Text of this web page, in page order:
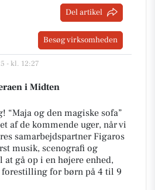
Del artikel
Besøg virksomheden
- kl. 12:27
i Midten
“Maja og den magiske sofa”
af de kommende uger, når vi
samarbejdspartner Figaros
musik, scenografi og
gå op i en højere enhed,
for børn på 4 til 9